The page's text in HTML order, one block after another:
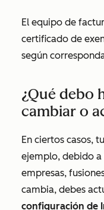
El equipo de
certificado de
según
¿Qué debo
cambiar o
En ciertos casos,
ejemplo, debido a
empresas,
cambia, debes
configuración de